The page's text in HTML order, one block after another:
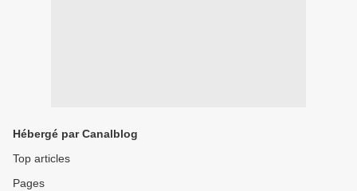
Hébergé par Canalblog
Top articles
Pages